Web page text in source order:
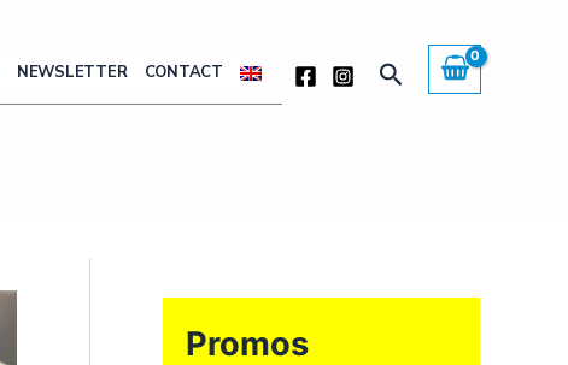
NEWSLETTER CONTACT Rechercher
Promos